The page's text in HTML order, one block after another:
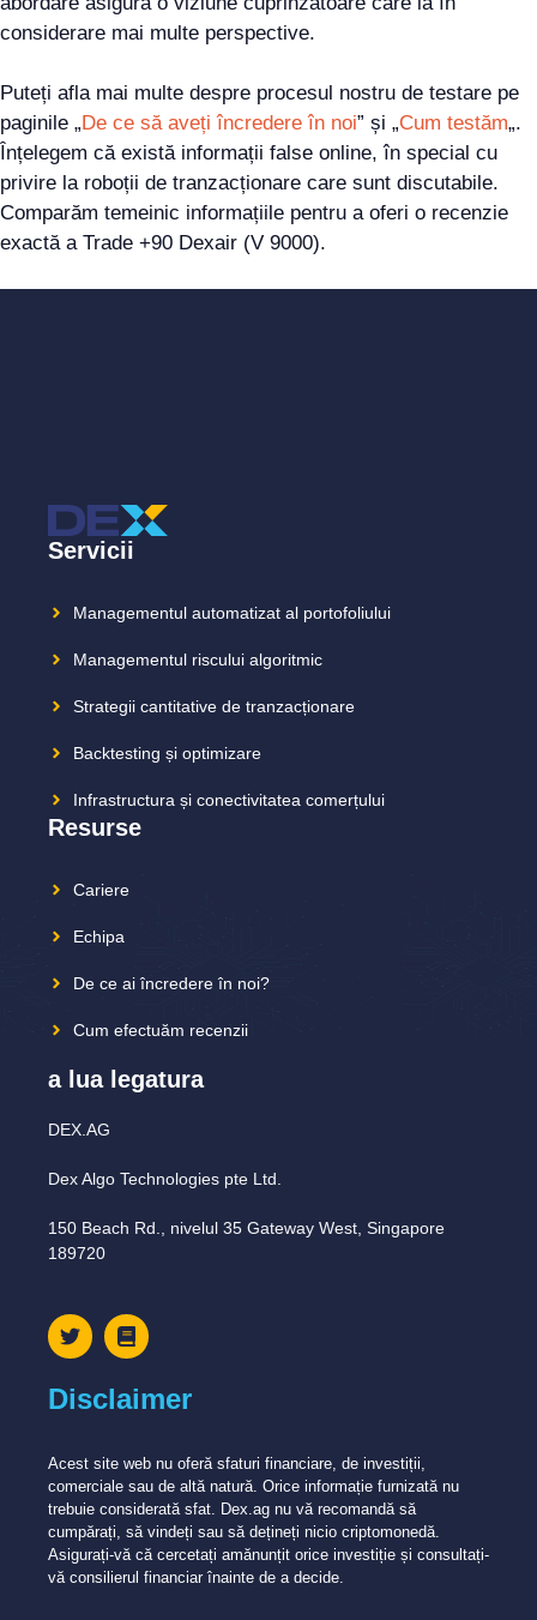
considerare mai multe perspective.
Puteți afla mai multe despre procesul nostru de testare pe
paginile „De ce să aveți încredere în noi” și „Cum testăm„.
Înțelegem că există informații false online, în special cu
privire la roboții de tranzacționare care sunt discutabile.
Comparăm temeinic informațiile pentru a oferi o recenzie
exactă a Trade +90 Dexair (V 9000).
Servicii
Managementul automatizat al portofoliului
Managementul riscului algoritmic
Strategii cantitative de tranzacționare
Backtesting și optimizare
Infrastructura și conectivitatea comerțului
Resurse
Cariere
Echipa
De ce ai încredere în noi?
Cum efectuăm recenzii
a lua legatura
DEX.AG
Dex Algo Technologies pte Ltd.
150 Beach Rd., nivelul 35 Gateway West, Singapore
189720
Disclaimer
Acest site web nu oferă sfaturi financiare, de investiții,
comerciale sau de altă natură. Orice informație furnizată nu
trebuie considerată sfat. Dex.ag nu vă recomandă să
cumpărați, să vindeți sau să dețineți nicio criptomonedă.
Asigurați-vă că cercetați amănunțit orice investiție și consultați-
vă consilierul financiar înainte de a decide.